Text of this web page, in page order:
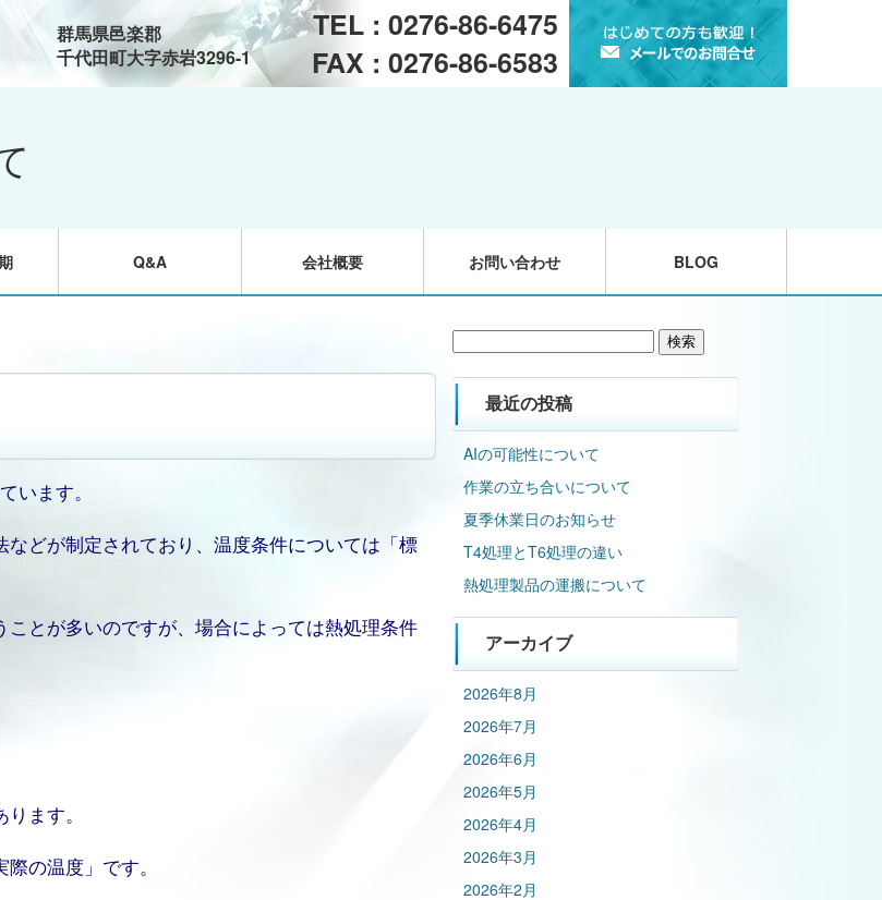
TEL : 0276-86-6475
FAX : 0276-86-6583
群馬県邑楽郡
千代田町大字赤岩3296-1
Q&A 会社概要 お問い合わせ BLOG
います。
どが制定されており、温度条件については「標
とが多いのですが、場合によっては熱処理条件
ます。
の温度」です。
最近の投稿
AIの可能性について
作業の立ち合いについて
夏季休業日のお知らせ
T4処理とT6処理の違い
熱処理製品の運搬について
アーカイブ
2026年8月
2026年7月
2026年6月
2026年5月
2026年4月
2026年3月
2026年2月